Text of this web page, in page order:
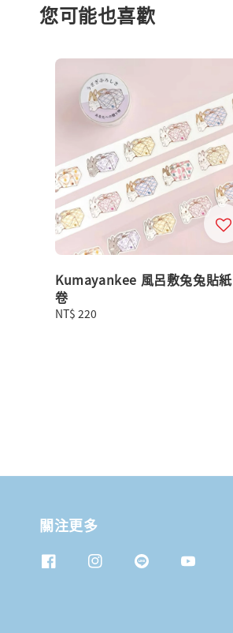
您可能也喜歡
Kumayankee 風呂敷兔兔貼紙
卷
Regular
NT$ 220
關注更多